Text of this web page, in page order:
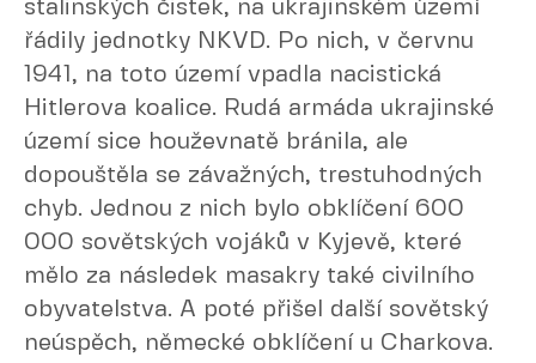
stalinských čistek, na ukrajinském území
řádily jednotky NKVD. Po nich, v červnu
1941, na toto území vpadla nacistická
Hitlerova koalice. Rudá armáda ukrajinské
území sice houževnatě bránila, ale
dopouštěla se závažných, trestuhodných
chyb. Jednou z nich bylo obklíčení 600
000 sovětských vojáků v Kyjevě, které
mělo za následek masakry také civilního
obyvatelstva. A poté přišel další sovětský
neúspěch, německé obklíčení u Charkova.